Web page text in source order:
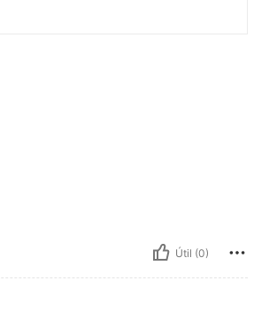
Útil (0)